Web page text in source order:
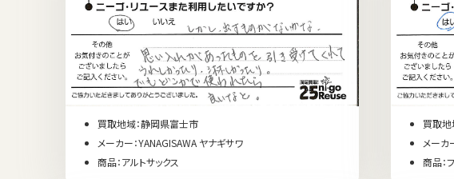
買取地域：静岡県富士市
メーカー：YANAGISAWA ヤナギサワ
商品：アルトサックス
買取地
メーカ
商品：